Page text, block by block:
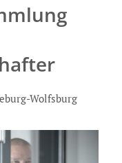
Wolfsburg